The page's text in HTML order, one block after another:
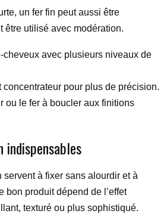
un fer fin peut aussi être
être utilisé avec modération.
cheveux avec plusieurs niveaux de
concentrateur pour plus de précision.
ou le fer à boucler aux finitions
servent à fixer sans alourdir et à
bon produit dépend de l’effet
texturé ou plus sophistiqué.